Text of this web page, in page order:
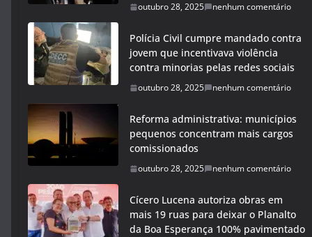
outubro 28, 2025 nenhum comentário
Polícia Civil cumpre mandado contra
jovem que incentivava violência
contra minorias pelas redes sociais
outubro 28, 2025 nenhum comentário
Reforma administrativa: municípios
pequenos concentram mais cargos
comissionados
outubro 28, 2025 nenhum comentário
Cícero Lucena autoriza obras em
mais 19 ruas para deixar o Planalto
da Boa Esperança 100% pavimentado